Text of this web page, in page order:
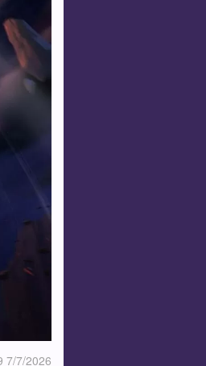
7/7/2026